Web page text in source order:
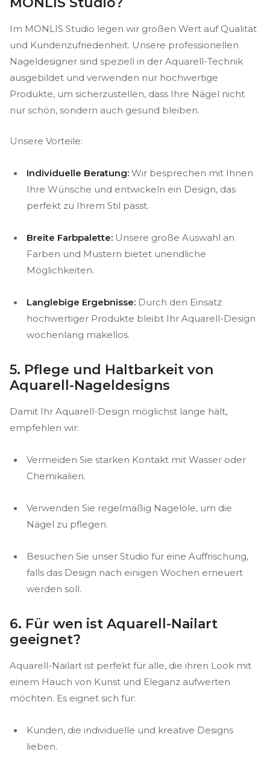
Im MONLIS Studio legen wir großen Wert auf Qualität
und Kundenzufriedenheit. Unsere professionellen
Nageldesigner sind speziell in der Aquarell-Technik
ausgebildet und verwenden nur hochwertige
Produkte, um sicherzustellen, dass Ihre Nägel nicht
nur schön, sondern auch gesund bleiben.
Unsere Vorteile:
Individuelle Beratung: Wir besprechen mit Ihnen
Ihre Wünsche und entwickeln ein Design, das
perfekt zu Ihrem Stil passt.
Breite Farbpalette: Unsere große Auswahl an
Farben und Mustern bietet unendliche
Möglichkeiten.
Langlebige Ergebnisse: Durch den Einsatz
hochwertiger Produkte bleibt Ihr Aquarell-Design
wochenlang makellos.
5. Pflege und Haltbarkeit von
Aquarell-Nageldesigns
Damit Ihr Aquarell-Design möglichst lange hält,
empfehlen wir:
Vermeiden Sie starken Kontakt mit Wasser oder
Chemikalien.
Verwenden Sie regelmäßig Nagelöle, um die
Nägel zu pflegen.
Besuchen Sie unser Studio für eine Auffrischung,
falls das Design nach einigen Wochen erneuert
werden soll.
6. Für wen ist Aquarell-Nailart
geeignet?
Aquarell-Nailart ist perfekt für alle, die ihren Look mit
einem Hauch von Kunst und Eleganz aufwerten
möchten. Es eignet sich für:
Kunden, die individuelle und kreative Designs
lieben.